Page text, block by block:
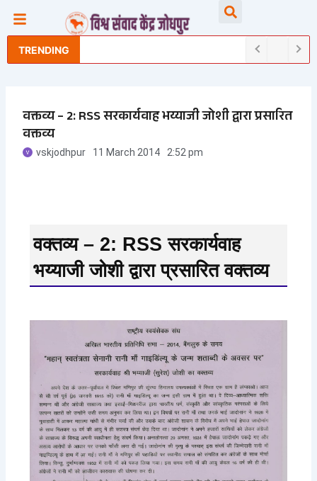
TRENDING
वक्तव्य – 2: RSS सरकार्यवाह भय्याजी जोशी द्वारा प्रसारित
वक्तव्य
vskjodhpur 11 March 2014 2:52 pm
वक्तव्य – 2: RSS सरकार्यवाह
भय्याजी जोशी द्वारा प्रसारित वक्तव्य